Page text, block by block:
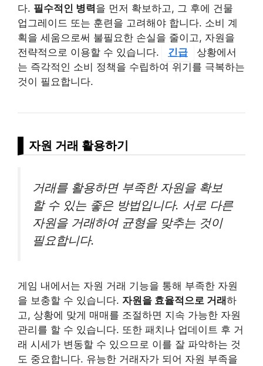
다. 필수적인 병력을 먼저 확보하고, 그 후에 건물
업그레이드 또는 훈련을 고려해야 합니다. 소비 계
획을 세움으로써 불필요한 손실을 줄이고, 자원을
전략적으로 이용할 수 있습니다.
긴급
상황에서
는 즉각적인 소비 정책을 수립하여 위기를 극복하는
것이 필요합니다.
자원 거래 활용하기
거래를 활용하면 부족한 자원을 확보
할 수 있는 좋은 방법입니다. 서로 다른
자원을 거래하여 균형을 맞추는 것이
필요합니다.
게임 내에서는 자원 거래 기능을 통해 부족한 자원
을 보충할 수 있습니다. 자원을 효율적으로 거래하
고, 상황에 맞게 매매를 조절하면 지속 가능한 자원
관리를 할 수 있습니다. 또한 패치나 업데이트 후 거
래 시세가 변동할 수 있으므로 이를 잘 파악하는 것
도 중요합니다. 유능한 거래자가 되어 자원 부족을